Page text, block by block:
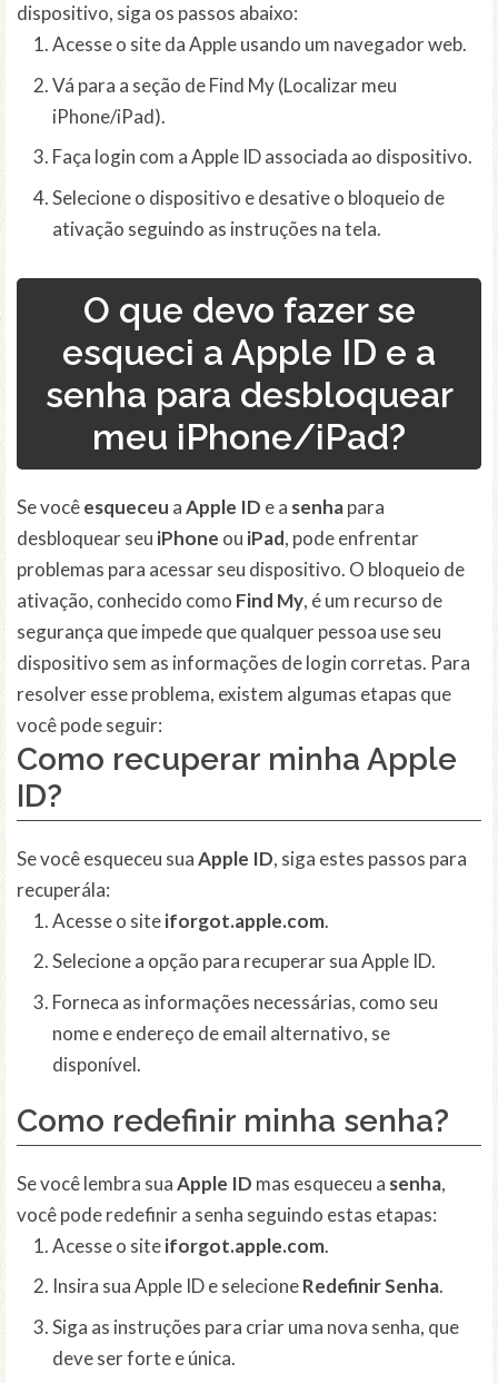
dispositivo, siga os passos abaixo:
Acesse o site da Apple usando um navegador web.
Vá para a seção de Find My (Localizar meu
iPhone/iPad).
Faça login com a Apple ID associada ao dispositivo.
Selecione o dispositivo e desative o bloqueio de
ativação seguindo as instruções na tela.
O que devo fazer se
esqueci a Apple ID e a
senha para desbloquear
meu iPhone/iPad?
Se vocêesqueceu aApple ID e a senhapara
desbloquear seu iPhone ou iPad, pode enfrentar
problemas para acessar seu dispositivo. O bloqueio de
ativação, conhecido como Find My, é um recurso de
segurança que impede que qualquer pessoa use seu
dispositivo sem as informações de login corretas. Para
resolver esse problema, existem algumas etapas que
você pode seguir:
Como recuperar minha Apple
ID?
Se você esqueceu suaApple ID, siga estes passos para
recuperála:
Acesse o siteiforgot.apple.com.
Selecione a opção para recuperar sua Apple ID.
Forneca as informações necessárias, como seu
nome e endereço de email alternativo, se
disponível.
Como redefinir minha senha?
Se você lembra suaApple ID mas esqueceu a senha,
você pode redefinir a senha seguindo estas etapas:
Acesse o siteiforgot.apple.com.
Insira sua Apple ID e selecioneRedefinir Senha.
Siga as instruções para criar uma nova senha, que
deve ser forte e única.